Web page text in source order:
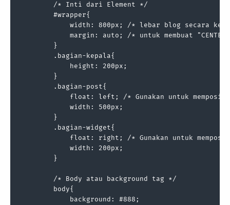
        /* Inti dari Element */
        #wrapper{
width: 800px; /* lebar blog secara
margin: auto; /* untuk membuat
        }
        .bagian-kepala{
            height: 200px;
        }
        .bagian-post{
float: left; /* Gunakan untuk
            width: 500px;
        }
        .bagian-widget{
float: right; /* Gunakan untuk
            width: 200px;
        }
        /* Body atau background tag */
        body{
            background: #888;